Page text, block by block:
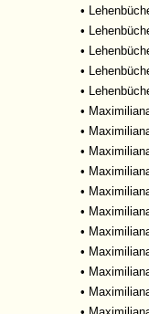
•
•
•
•
•
•
•
•
•
•
•
•
•
•
•